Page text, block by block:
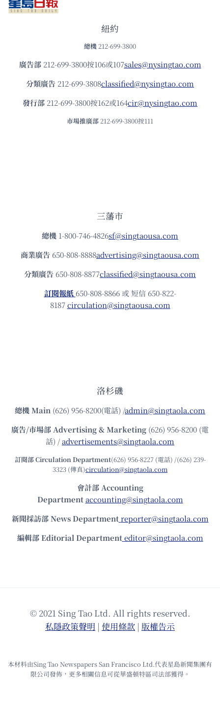
紐約
總機 212-699-3800
廣告部212-699-3800按106或107sales@nysingtao.com
分類廣告 212-699-3808classified@nysingtao.com
發⾏部 212-699-3800按162或164cir@nysingtao.com
市場推廣部 212-699-3800按111
三藩市
總機 1-800-746-4826sf@singtaousa.com
商業廣告 650-808-8888advertising@singtaousa.com
分類廣告 650-808-8877classified@singtaousa.com
訂閱報紙 650-808-8866 或 短信 650-822-
8187circulation@singtaousa.com
洛杉磯
總機Main (626) 956-8200(電話) /admin@singtaola.com
廣告/市場部Advertising & Marketing (626) 956-8200 (電
話) /advertisements@singtaola.com
訂閱部 Circulation Department(626) 956-8227 (電話) /(626) 239-
3323 (傳真)circulation@singtaola.com
會計部 Accounting
Department accounting@singtaola.com
新聞採訪部 News Department reporter@singtaola.com
編輯部 Editorial Department editor@singtaola.com
© 2021 Sing Tao Ltd. All rights reserved.
私隱政策聲明 | 使⽤條款 | 版權告⽰
本材料由Sing Tao Newspapers San Francisco Ltd.代表星島新聞集團有
限公司發佈，更多相關信息可從華盛頓特區司法部獲得。